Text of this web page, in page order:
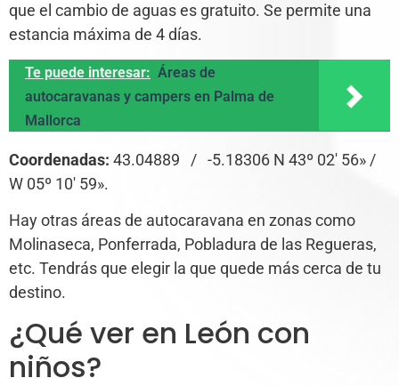
que el cambio de aguas es gratuito. Se permite una
estancia máxima de 4 días.
Te puede interesar: Áreas de
autocaravanas y campers en Palma de
Mallorca
Coordenadas: 43.04889 / -5.18306 N 43º 02′ 56» /
W 05º 10′ 59».
Hay otras áreas de autocaravana en zonas como
Molinaseca, Ponferrada, Pobladura de las Regueras,
etc. Tendrás que elegir la que quede más cerca de tu
destino.
¿Qué ver en León con
niños?